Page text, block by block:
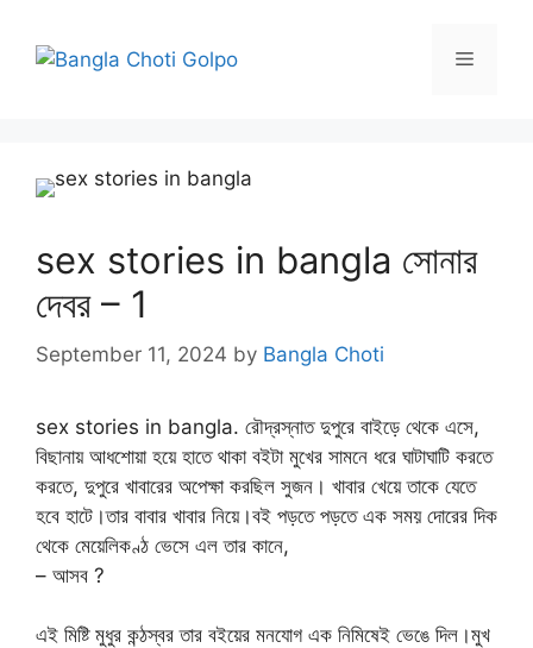
content
Menu
sex stories in bangla সোনার
দেবর – 1
September 11, 2024 by Bangla Choti
sex stories in bangla. রৌদ্রস্নাত দুপুরে বাইড়ে থেকে এসে,
বিছানায় আধশোয়া হয়ে হাতে থাকা বইটা মুখের সামনে ধরে ঘাটাঘাটি করতে
করতে, দুপুরে খাবারের অপেক্ষা করছিল সুজন। খাবার খেয়ে তাকে যেতে
হবে হাটে।তার বাবার খাবার নিয়ে।বই পড়তে পড়তে এক সময় দোরের দিক
থেকে মেয়েলিকণ্ঠ ভেসে এল তার কানে,
– আসব ?
এই মিষ্টি মুধুর কন্ঠস্বর তার বইয়ের মনযোগ এক নিমিষেই ভেঙে দিল।মুখ